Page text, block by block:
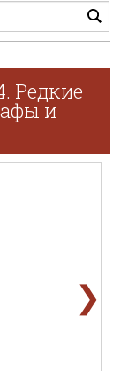
Редкие
и
❯